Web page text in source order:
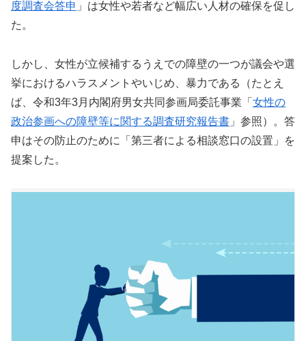
度調査会答申 」は女性や若者など幅広い人材の確保を促し
た。
しかし、女性が立候補するうえでの障壁の一つが議会や選
挙におけるハラスメントやいじめ、暴力である（たとえ
ば、令和3年3月内閣府男女共同参画局委託事業「 女性の
政治参画への障壁等に関する調査研究報告書 」参照）。答
申はその防止のために「第三者による相談窓口の設置」を
提案した。